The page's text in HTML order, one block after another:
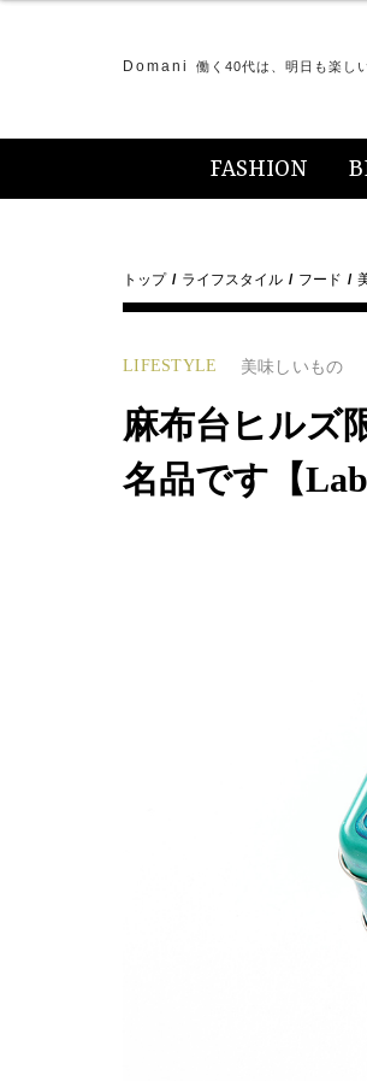
Domani 働く40代は、明日も楽し
FASHION
トップ ライフスタイル フード
LIFESTYLE 美味しいもの
麻布台ヒルズ
名品です【